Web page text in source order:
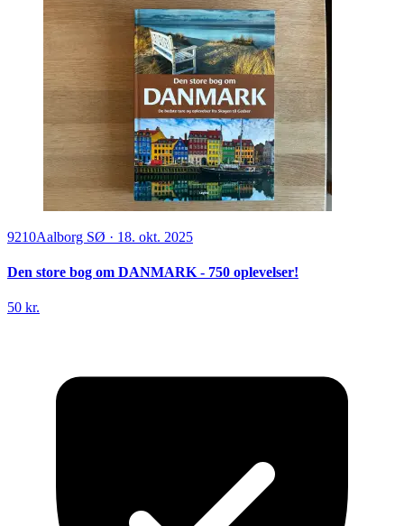
9210Aalborg SØ · 18. okt. 2025
Den store bog om DANMARK - 750 oplevelser!
50 kr.